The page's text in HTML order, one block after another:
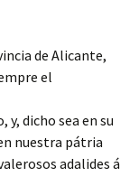
de Alicante,
el
dicho sea en su
nuestra pátria
adalides á